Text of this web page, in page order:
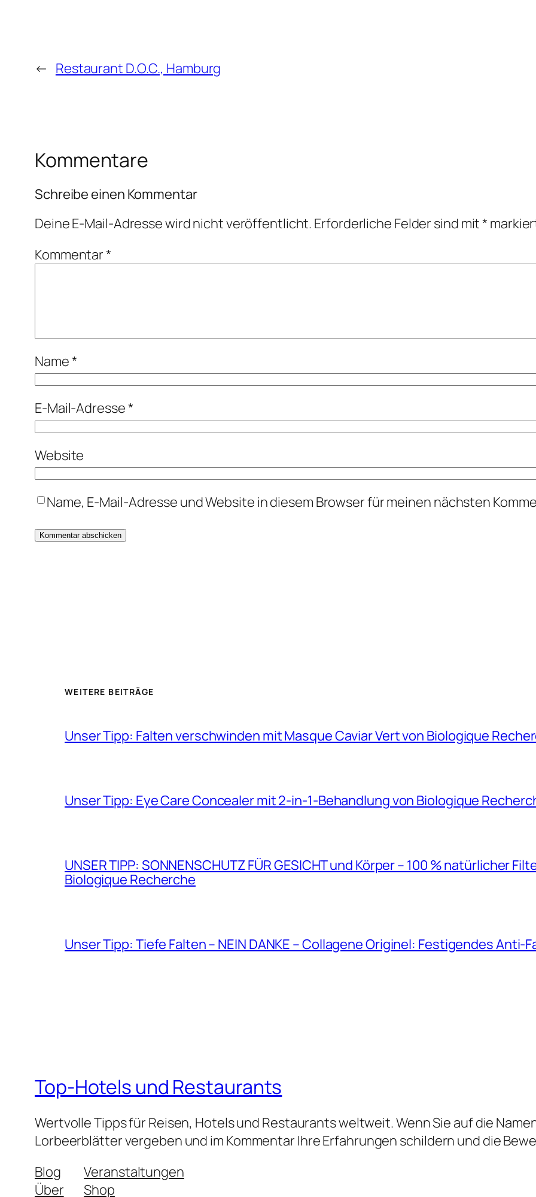
← Restaurant D.O.C., Hamburg
Kommentare
Schreibe einen Kommentar
Deine E-Mail-Adresse wird nicht veröffentlicht. Erforderliche Felder sind mit*
Kommentar*
Name*
E-Mail-Adresse*
Website
Name, E-Mail-Adresse und Website in diesem Browser für meinen nächsten
WEITERE BEITRÄGE
Unser Tipp: Falten verschwinden mit Masque Caviar Vert von Biologique
Unser Tipp: Eye Care Concealer mit 2-in-1-Behandlung von Biologique
UNSER TIPP: SONNENSCHUTZ FÜR GESICHT und Körper – 100 % natürlicher
Biologique Recherche
Unser Tipp: Tiefe Falten – NEIN DANKE – Collagene Originel: Festigendes Anti-
Top-Hotels und Restaurants
Wertvolle Tipps für Reisen, Hotels und Restaurants weltweit. Wenn Sie auf die
Lorbeerblätter vergeben und im Kommentar Ihre Erfahrungen schildern und die
Blog
Über
Veranstaltungen
Shop